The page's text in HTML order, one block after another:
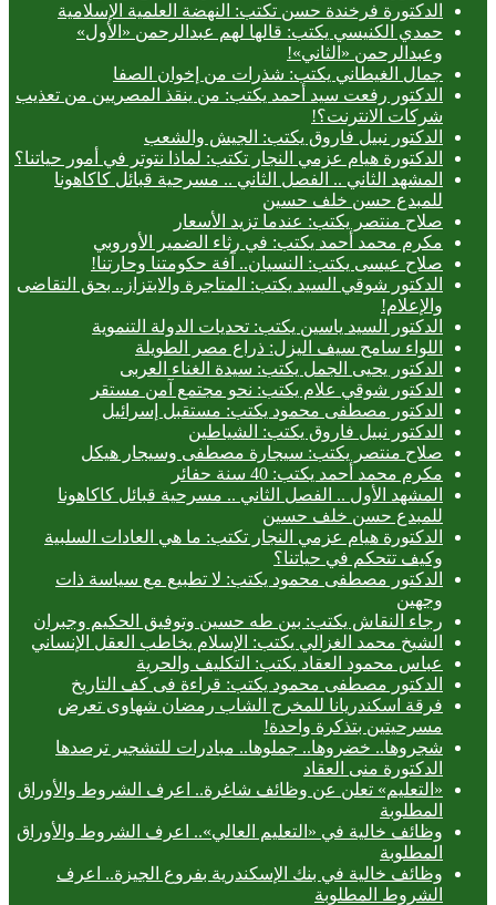
الدكتورة فرخندة حسن تكتب: النهضة العلمية الإسلامية
حمدي الكنيسي يكتب: قالها لهم عبدالرحمن «الأول»
وعبدالرحمن «الثاني»!
جمال الغيطاني يكتب: شذرات من إخوان الصفا
الدكتور رفعت سيد أحمد يكتب: من ينقذ المصريين من تعذيب
شركات الانترنت؟!
الدكتور نبيل فاروق يكتب: الجيش والشعب
الدكتورة هيام عزمي النجار تكتب: لماذا نتوتر في أمور حياتنا؟
المشهد الثاني .. الفصل الثاني .. مسرحية قبائل كاكاهونا
للمبدع حسن خلف حسين
صلاح منتصر يكتب: عندما تزيد الأسعار
مكرم محمد أحمد يكتب: في رثاء الضمير الأوروبي
صلاح عيسى يكتب: النسيان.. آفة حكومتنا وحارتنا!
الدكتور شوقي السيد يكتب: المتاجرة والابتزاز.. بحق التقاضى
والإعلام!
الدكتور السيد ياسين يكتب: تحديات الدولة التنموية
اللواء سامح سيف اليزل: ذراع مصر الطويلة
الدكتور يحيى الجمل يكتب: سيدة الغناء العربى
الدكتور شوقي علام يكتب: نحو مجتمع آمن مستقر
الدكتور مصطفى محمود يكتب: مستقبل إسرائيل
الدكتور نبيل فاروق يكتب: الشياطين
صلاح منتصر يكتب: سيجارة مصطفى وسيجار هيكل
مكرم محمد أحمد يكتب: 40 سنة حفائر
المشهد الأول .. الفصل الثاني .. مسرحية قبائل كاكاهونا
للمبدع حسن خلف حسين
الدكتورة هيام عزمي النجار تكتب: ما هي العادات السلبية
وكيف تتحكم في حياتنا؟
الدكتور مصطفى محمود يكتب: لا تطبيع مع سياسة ذات
وجهين
رجاء النقاش يكتب: بين طه حسين وتوفيق الحكيم وجبران
الشيخ محمد الغزالي يكتب: الإسلام يخاطب العقل الإنساني
عباس محمود العقاد يكتب: التكليف والحرية
الدكتور مصطفى محمود يكتب: قراءة فى كف التاريخ
فرقة اسكندريانا للمخرج الشاب رمضان شهاوى تعرض
مسرحيتين بتذكرة واحدة!
شجروها.. خضروها.. جملوها.. مبادرات للتشجير ترصدها
الدكتورة منى العقاد
«التعليم» تعلن عن وظائف شاغرة.. اعرف الشروط والأوراق
المطلوبة
وظائف خالية في «التعليم العالي».. اعرف الشروط والأوراق
المطلوبة
وظائف خالية في بنك الإسكندرية بفروع الجيزة.. اعرف
الشروط المطلوبة